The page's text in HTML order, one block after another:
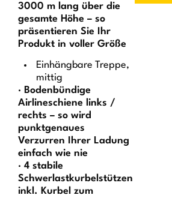
3000 m lang über die
gesamte Höhe – so
präsentieren Sie Ihr
Produkt in voller Größe
Einhängbare Treppe,
mittig
· Bodenbündige
Airlineschiene links /
rechts – so wird
punktgenaues
Verzurren Ihrer Ladung
einfach wie nie
· 4 stabile
Schwerlastkurbelstützen
inkl. Kurbel zum